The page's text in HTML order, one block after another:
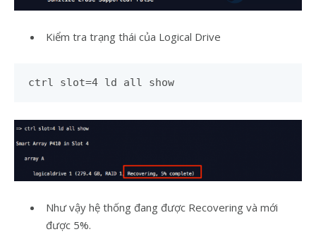
Kiểm tra trạng thái của Logical Drive
ctrl slot=4 ld all show
Như vậy hệ thống đang được Recovering và mới
được 5%.